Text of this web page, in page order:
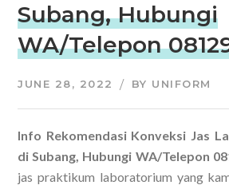
Subang, Hubungi
WA/Telepon
JUNE 28, 2022 BY UNIFORM
Info Rekomendasi Konveksi Jas
di Subang, Hubungi WA/Telepon
jas praktikum laboratorium yang